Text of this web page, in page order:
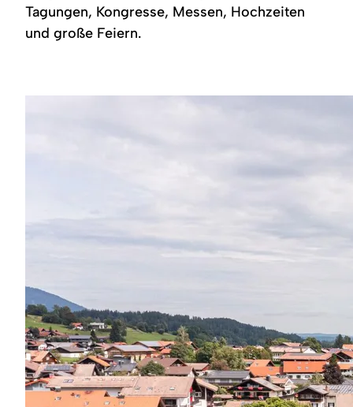
Region
Tagungen, Kongresse, Messen, Hochzeiten
und große Feiern.